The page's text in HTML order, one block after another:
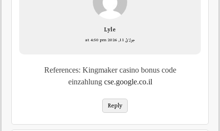
Lyle
جولائ 11, 2026 at 4:50 pm
References: Kingmaker casino bonus code
einzahlung cse.google.co.il
Reply